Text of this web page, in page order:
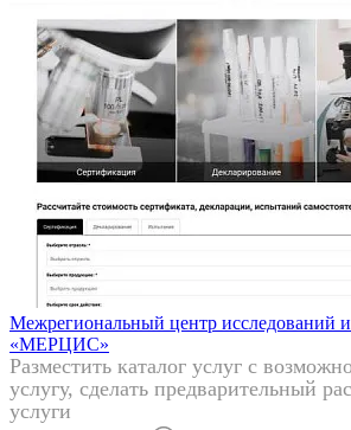
Межрегиональный центр исследований
«МЕРЦИС»
Разместить каталог услуг с
услугу, сделать предварительный
услуги